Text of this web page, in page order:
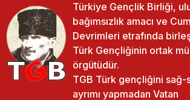
Türkiye Gençlik Birliği,
bağımsızlık amacı ve
Devrimleri etrafında
Türk Gençliğinin ortak
örgütüdür.
TGB Türk gençliğini sağ-
ayrımı yapmadan Vatan